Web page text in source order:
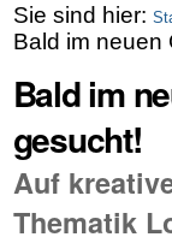
Sie sind hier:
Bald im neuen
Bald im
gesucht!
Auf
Thematik